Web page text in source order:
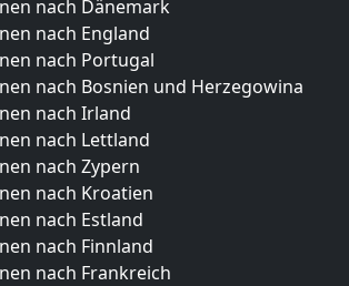
nach Dänemark
nach England
nach Portugal
nach Bosnien und Herzegowina
nach Irland
nach Lettland
nach Zypern
nach Kroatien
nach Estland
nach Finnland
nach Frankreich